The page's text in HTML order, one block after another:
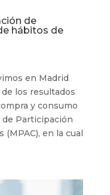
de
hábitos de
en Madrid
los resultados
y consumo
de Participación
en la cual